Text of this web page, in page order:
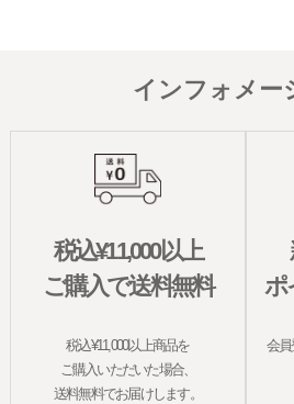
インフォメー
税込¥11,000以上
ご購入で送料無料
税込¥11,000以上商品を
ご購入いただいた場合、
送料無料でお届けします。
ポ
会員